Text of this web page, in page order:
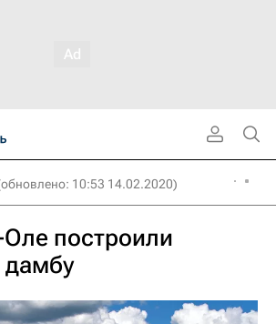
10:53 14.02.2020)
построили